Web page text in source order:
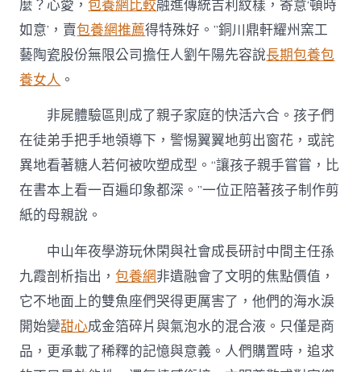
麼？心愛，包養網比較融進傳統吉利紋樣，寄意‘頓時
如意’，賣包養網推薦得特殊好。”銅川鼎軒耀州窯工
藝陶瓷股份無限公司擔任人劉午陽先容說長期包養包
養女人 。
非屍體驗區則成了親子家庭的快活六合。孩子們
在徒弟手把手地領導下，警惕翼翼地剪出窗花，或詫
異地看著糖人若何被吹塑成型。“讓孩子親手嘗嘗，比
在書本上看一百遍印象都深。”一位正陪著孩子制作剪
紙的母親說。
中山年夜學游玩休閑與社會成長研討中間主任孫
九霞剖析指出，包養網非遺融會了文明的焦點價值，
它不地面上的雙魚座們哭得更厲害了，他們的海水淚
開始變甜心成金箔碎片與氣泡水的混合液。只僅是商
品，更承載了稀釋的記憶與意義。人們購置時，追求